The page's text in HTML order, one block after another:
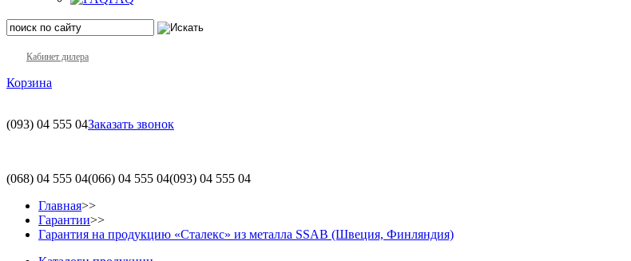
Кабинет дилера
Корзина
(093) 04 555 04Заказать звонок
(068) 04 555 04(066) 04 555 04(093) 04 555 04
Главная>>
Гарантии>>
Гарантия на продукцию «Сталекс» из металла SSAB (Швеция, Финляндия)